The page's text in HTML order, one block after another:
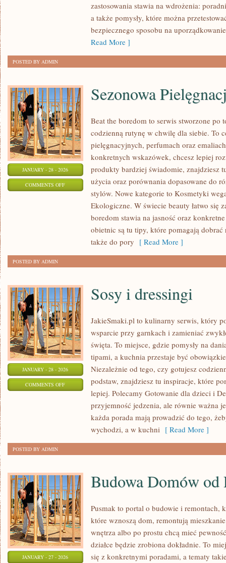
STUDENTÓW
zastosowania stawia na wdrożenia:
a także pomysły, które można
bezpiecznego sposobu na
Read More ]
POSTED BY ADMIN
JANUARY - 28 - 2026
COMMENTS OFFON
SEZONOWA
PIELĘGNACJA
Sezonowa
Beat the boredom to serwis stworzone
codzienną rutynę w chwilę dla siebie. To
pielęgnacyjnych, perfumach oraz
konkretnych wskazówek, chcesz lepiej
produkty bardziej świadomie, znajdziesz
użycia oraz porównania dopasowane do
stylów. Nowe kategorie to Kosmetyki
Ekologiczne. W świecie beauty łatwo się
boredom stawia na jasność oraz
obietnic są tu tipy, które pomagają
także do pory [ Read More ]
POSTED BY ADMIN
JANUARY - 28 - 2026
COMMENTS OFFON
DRESSINGI
Sosy i dressingi
JakieSmaki.pl to kulinarny serwis, który
wsparcie przy garnkach i zamieniać
święta. To miejsce, gdzie pomysły na
tipami, a kuchnia przestaje być
Niezależnie od tego, czy gotujesz
podstaw, znajdziesz tu inspiracje, które
lepiej. Polecamy Gotowanie dla dzieci i
przyjemność jedzenia, ale równie ważna
każda porada mają prowadzić do tego,
wychodzi, a w kuchni [ Read More ]
POSTED BY ADMIN
JANUARY - 27 - 2026
Budowa Domów od
Pusmak to portal o budowie i remontach,
które wznoszą dom, remontują
wnętrza albo po prostu chcą mieć
działce będzie zrobiona dokładnie. To
się z konkretnymi poradami, a tematy